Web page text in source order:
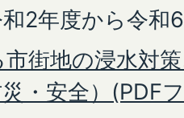
和2年度から令和
街地の浸水対
災・安全）(PDF